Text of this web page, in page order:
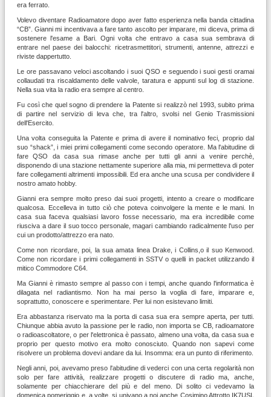
era ferrato.
Volevo diventare Radioamatore dopo aver fatto esperienza nella banda cittadina
“CB”. Gianni mi incentivava a fare tanto ascolto per imparare, mi diceva, prima di
sostenere l'esame a Bari. Ogni volta che entravo a casa sua sembrava di
entrare nel paese dei balocchi: ricetrasmettitori, strumenti, antenne, attrezzi e
riviste dappertutto.
Le ore passavano veloci ascoltando i suoi QSO e seguendo i suoi gesti oramai
collaudati tra riscaldamento delle valvole, taratura e appunti sul log di stazione.
Nella sua vita la radio era sempre al centro.
Fu così che quel sogno di prendere la Patente si realizzò nel 1993, subito prima
di partire nel servizio di leva che, tra l'altro, svolsi nel Genio Trasmissioni
dell'Esercito.
Una volta conseguita la Patente e prima di avere il nominativo feci, proprio dal
suo “shack”, i miei primi collegamenti come secondo operatore. Ma l'abitudine di
fare QSO da casa sua rimase anche per tutti gli anni a venire perchè,
disponendo di una stazione nettamente superiore alla mia, mi permetteva di poter
fare collegamenti altrimenti impossibili. Ed era anche una scusa per condividere il
nostro amato hobby.
Gianni era sempre molto preso dai suoi progetti, intento a creare o modificare
qualcosa. Eccelleva in tutto ciò che poteva coinvolgere la mente e le mani. In
casa sua faceva qualsiasi lavoro fosse necessario, ma era incredibile come
riusciva a dare il suo tocco personale, magari cambiando radicalmente l'uso per
cui un prodotto/attrezzo era nato.
Come non ricordare, poi, la sua amata linea Drake, i Collins,o il suo Kenwood.
Come non ricordare i primi collegamenti in SSTV o quelli in packet utilizzando il
mitico Commodore C64.
Ma Gianni è rimasto sempre al passo con i tempi, anche quando l'informatica è
dilagata nel radiantismo. Non ha mai perso la voglia di fare, imparare e,
soprattutto, conoscere e sperimentare. Per lui non esistevano limiti.
Era abbastanza riservato ma la porta di casa sua era sempre aperta, per tutti.
Chiunque abbia avuto la passione per le radio, non importa se CB, radioamatore
o radioascoltatore, o per l'elettronica è passato, almeno una volta, da casa sua e
proprio per questo motivo era molto conosciuto. Quando non sapevi come
risolvere un problema dovevi andare da lui. Insomma: era un punto di riferimento.
Negli anni, poi, avevamo preso l'abitudine di vederci con una certa regolarità non
solo per fare attività, realizzare progetti o discutere di radio ma, anche,
solamente per chiacchierare del più e del meno. Di solito ci vedevamo la
domenica pomeriggio e, a volte, si univano a noi anche Cosimino Attrotto IK7USL